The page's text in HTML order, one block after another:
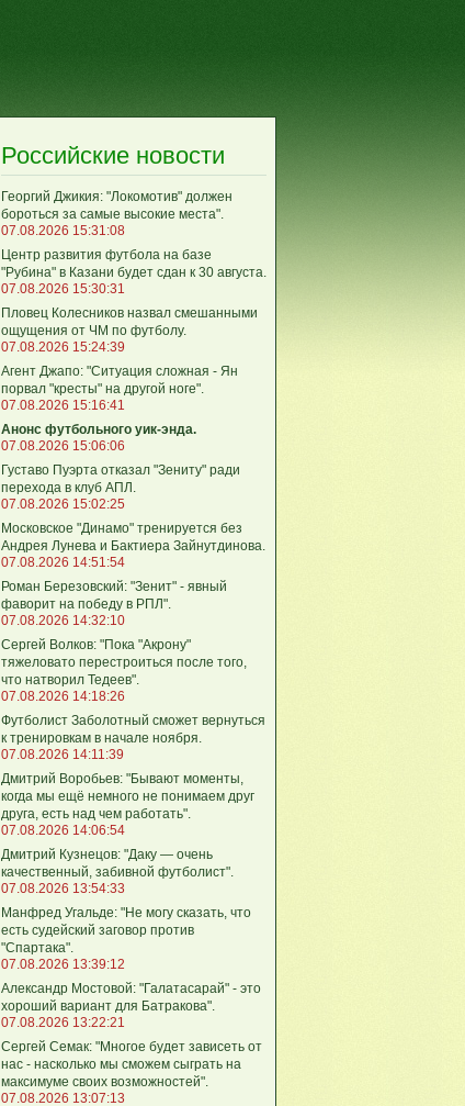
Российские новости
Георгий Джикия: "Локомотив" должен
бороться за самые высокие места".
07.08.2026 15:31:08
Центр развития футбола на базе
"Рубина" в Казани будет сдан к 30 августа.
07.08.2026 15:30:31
Пловец Колесников назвал смешанными
ощущения от ЧМ по футболу.
07.08.2026 15:24:39
Агент Джапо: "Ситуация сложная - Ян
порвал "кресты" на другой ноге".
07.08.2026 15:16:41
Анонс футбольного уик-энда.
07.08.2026 15:06:06
Густаво Пуэрта отказал "Зениту" ради
перехода в клуб АПЛ.
07.08.2026 15:02:25
Московское "Динамо" тренируется без
Андрея Лунева и Бактиера Зайнутдинова.
07.08.2026 14:51:54
Роман Березовский: "Зенит" - явный
фаворит на победу в РПЛ".
07.08.2026 14:32:10
Сергей Волков: "Пока "Акрону"
тяжеловато перестроиться после того,
что натворил Тедеев".
07.08.2026 14:18:26
Футболист Заболотный сможет вернуться
к тренировкам в начале ноября.
07.08.2026 14:11:39
Дмитрий Воробьев: "Бывают моменты,
когда мы ещё немного не понимаем друг
друга, есть над чем работать".
07.08.2026 14:06:54
Дмитрий Кузнецов: "Даку — очень
качественный, забивной футболист".
07.08.2026 13:54:33
Манфред Угальде: "Не могу сказать, что
есть судейский заговор против
"Спартака".
07.08.2026 13:39:12
Александр Мостовой: "Галатасарай" - это
хороший вариант для Батракова".
07.08.2026 13:22:21
Сергей Семак: "Многое будет зависеть от
нас - насколько мы сможем сыграть на
максимуме своих возможностей".
07.08.2026 13:07:13